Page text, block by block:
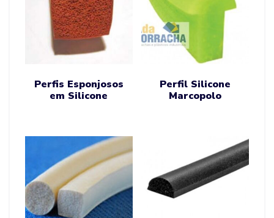
Perfis Esponjosos
em Silicone
Perfil Silicone
Marcopolo